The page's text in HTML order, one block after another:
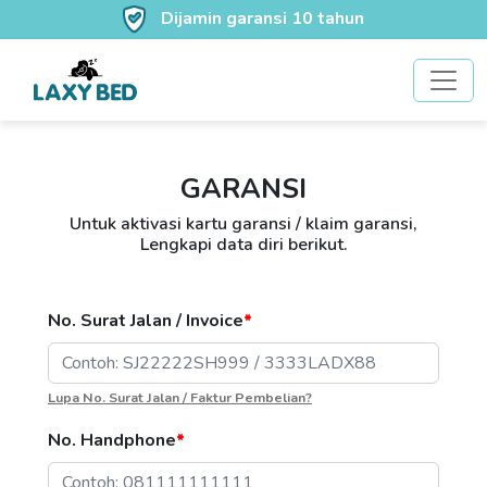
Dijamin garansi 10 tahun
GARANSI
Untuk aktivasi kartu garansi / klaim garansi,
Lengkapi data diri berikut.
No. Surat Jalan / Invoice*
Lupa No. Surat Jalan / Faktur Pembelian?
No. Handphone*